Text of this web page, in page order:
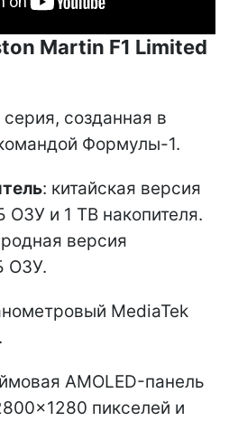
Martin F1 Limited
созданная в
Формулы-1.
: китайская версия
ОЗУ и 1 ТВ накопителя.
версия
ОЗУ.
MediaTek
AMOLED-панель
пикселей и